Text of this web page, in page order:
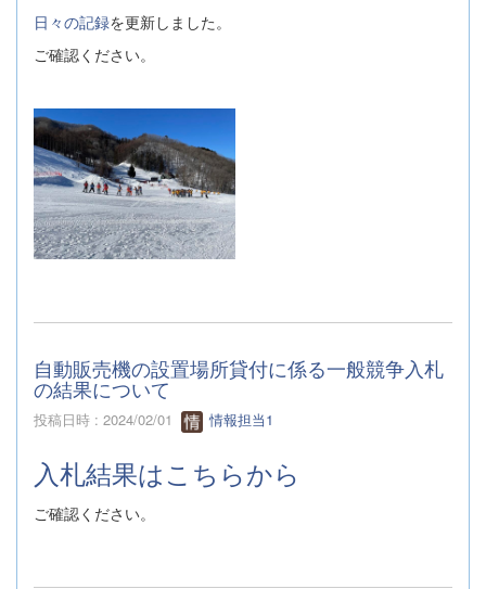
日々の記録を更新しました。
ご確認ください。
自動販売機の設置場所貸付に係る一般競争入札
の結果について
投稿日時 : 2024/02/01 情報担当1
入札結果はこちらから
ご確認ください。